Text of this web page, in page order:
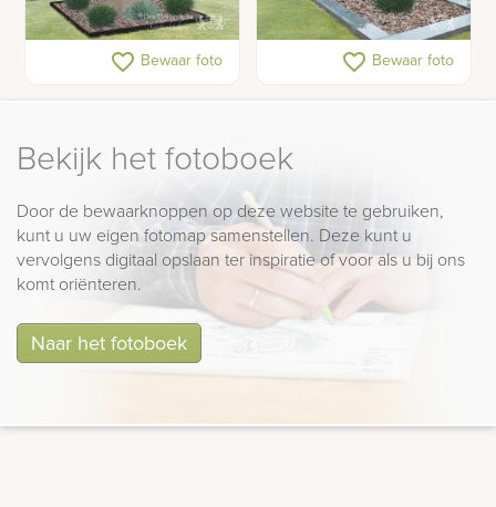
Moderne kunstzinnige
grafzuil met bronzen
favorite_border Bewaar foto
Handgemaakt
duivenbeeld als
favorite_border Bewaar foto
Bekijk het fotoboek
Door de bewaarknoppen op deze website te gebruiken,
kunt u uw eigen fotomap samenstellen. Deze kunt u
vervolgens digitaal opslaan ter inspiratie of voor als u bij ons
komt oriënteren.
Naar het fotoboek